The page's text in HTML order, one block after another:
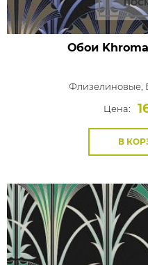
Обои
Флизелиновые,
Цена:
В